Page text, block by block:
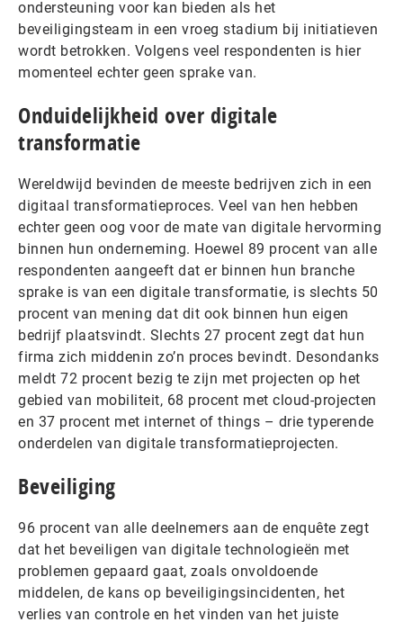
ondersteuning voor kan bieden als het
beveiligingsteam in een vroeg stadium bij initiatieven
wordt betrokken. Volgens veel respondenten is hier
momenteel echter geen sprake van.
Onduidelijkheid over digitale
transformatie
Wereldwijd bevinden de meeste bedrijven zich in een
digitaal transformatieproces. Veel van hen hebben
echter geen oog voor de mate van digitale hervorming
binnen hun onderneming. Hoewel 89 procent van alle
respondenten aangeeft dat er binnen hun branche
sprake is van een digitale transformatie, is slechts 50
procent van mening dat dit ook binnen hun eigen
bedrijf plaatsvindt. Slechts 27 procent zegt dat hun
firma zich middenin zo’n proces bevindt. Desondanks
meldt 72 procent bezig te zijn met projecten op het
gebied van mobiliteit, 68 procent met cloud-projecten
en 37 procent met internet of things – drie typerende
onderdelen van digitale transformatieprojecten.
Beveiliging
96 procent van alle deelnemers aan de enquête zegt
dat het beveiligen van digitale technologieën met
problemen gepaard gaat, zoals onvoldoende
middelen, de kans op beveiligingsincidenten, het
verlies van controle en het vinden van het juiste